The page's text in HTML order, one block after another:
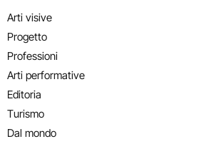
Arti visive
Progetto
Professioni
Arti performative
Editoria
Turismo
Dal mondo